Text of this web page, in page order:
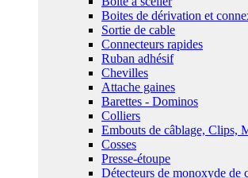
Boites de dérivation et
Sortie de cable
Connecteurs rapides
Ruban adhésif
Chevilles
Attache gaines
Barettes - Dominos
Colliers
Embouts de câblage, Clips,
Cosses
Presse-étoupe
Détecteurs de monoxyde de